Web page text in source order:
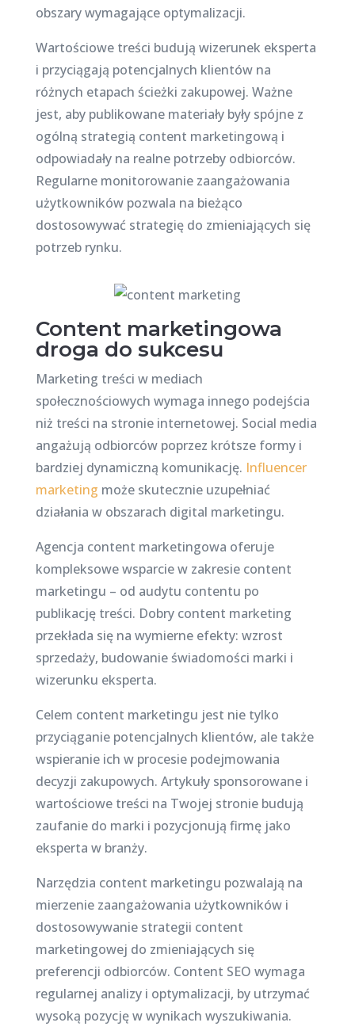
obszary wymagające optymalizacji.
Wartościowe treści budują wizerunek eksperta
i przyciągają potencjalnych klientów na
różnych etapach ścieżki zakupowej. Ważne
jest, aby publikowane materiały były spójne z
ogólną strategią content marketingową i
odpowiadały na realne potrzeby odbiorców.
Regularne monitorowanie zaangażowania
użytkowników pozwala na bieżąco
dostosowywać strategię do zmieniających się
potrzeb rynku.
Content marketingowa
droga do sukcesu
Marketing treści w mediach
społecznościowych wymaga innego podejścia
niż treści na stronie internetowej. Social media
angażują odbiorców poprzez krótsze formy i
bardziej dynamiczną komunikację. Influencer
marketing może skutecznie uzupełniać
działania w obszarach digital marketingu.
Agencja content marketingowa oferuje
kompleksowe wsparcie w zakresie content
marketingu – od audytu contentu po
publikację treści. Dobry content marketing
przekłada się na wymierne efekty: wzrost
sprzedaży, budowanie świadomości marki i
wizerunku eksperta.
Celem content marketingu jest nie tylko
przyciąganie potencjalnych klientów, ale także
wspieranie ich w procesie podejmowania
decyzji zakupowych. Artykuły sponsorowane i
wartościowe treści na Twojej stronie budują
zaufanie do marki i pozycjonują firmę jako
eksperta w branży.
Narzędzia content marketingu pozwalają na
mierzenie zaangażowania użytkowników i
dostosowywanie strategii content
marketingowej do zmieniających się
preferencji odbiorców. Content SEO wymaga
regularnej analizy i optymalizacji, by utrzymać
wysoką pozycję w wynikach wyszukiwania.